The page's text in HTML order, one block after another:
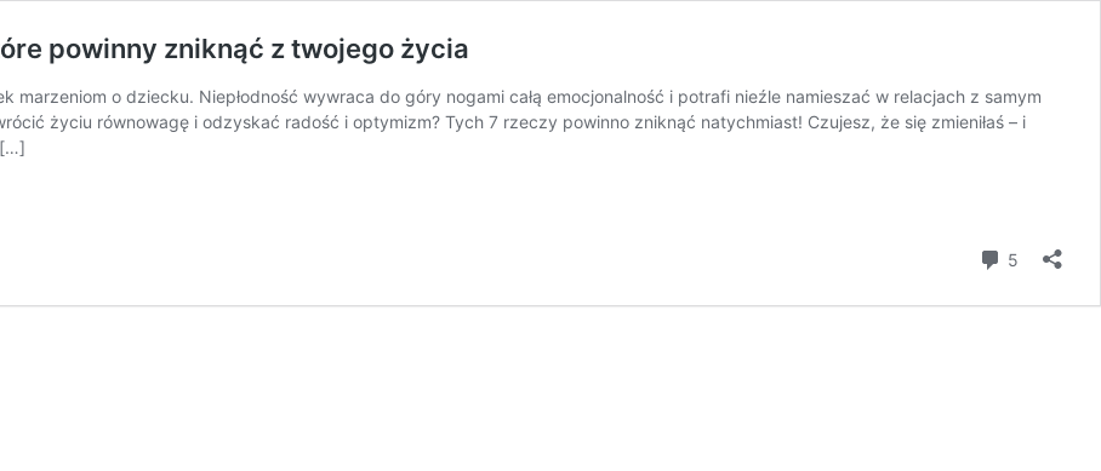
powinny zniknąć z twojego życia
marzeniom o dziecku. Niepłodność wywraca do góry nogami całą emocjonalność i potrafi nieźle namieszać w relacjach z samym
życiu równowagę i odzyskać radość i optymizm? Tych 7 rzeczy powinno zniknąć natychmiast! Czujesz, że się zmieniłaś – i
[…]
5